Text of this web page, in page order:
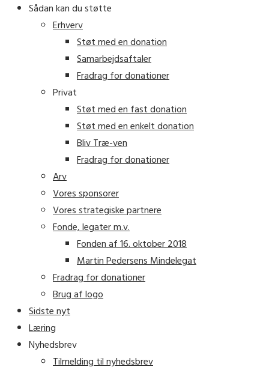
Sådan kan du støtte
Erhverv
Støt med en donation
Samarbejdsaftaler
Fradrag for donationer
Privat
Støt med en fast donation
Støt med en enkelt donation
Bliv Træ-ven
Fradrag for donationer
Arv
Vores sponsorer
Vores strategiske partnere
Fonde, legater m.v.
Fonden af 16. oktober 2018
Martin Pedersens Mindelegat
Fradrag for donationer
Brug af logo
Sidste nyt
Læring
Nyhedsbrev
Tilmelding til nyhedsbrev